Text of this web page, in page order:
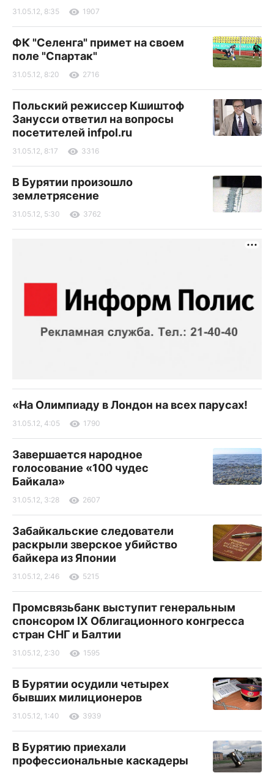
31.05.12, 8:35 1907
ФК "Селенга" примет на своем
поле "Спартак"
31.05.12, 8:20 2716
Польский режиссер Кшиштоф
Занусси ответил на вопросы
посетителей infpol.ru
31.05.12, 8:17 3316
В Бурятии произошло
землетрясение
31.05.12, 5:30 3762
«На Олимпиаду в Лондон на всех парусах!
31.05.12, 4:05 1790
Завершается народное
голосование «100 чудес
Байкала»
31.05.12, 3:28 2607
Забайкальские следователи
раскрыли зверское убийство
байкера из Японии
31.05.12, 2:46 5215
Промсвязьбанк выступит генеральным
спонсором IX Облигационного конгресса
стран СНГ и Балтии
31.05.12, 2:30 1595
В Бурятии осудили четырех
бывших милиционеров
31.05.12, 1:40 3939
В Бурятию приехали
профессиональные каскадеры